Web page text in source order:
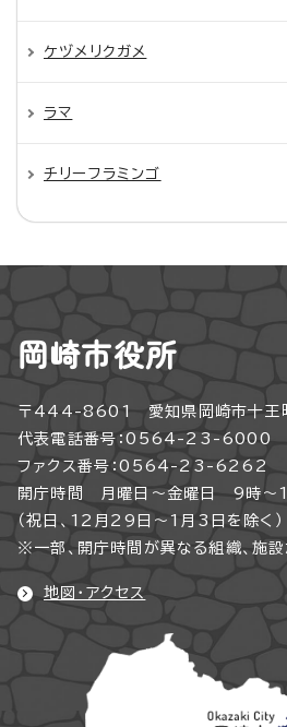
ケヅメリクガメ
ラマ
チリーフラミンゴ
岡崎市役所
〒444-8601 愛知県岡崎市十王
代表電話番号：0564-23-6000
ファクス番号：0564-23-6262
開庁時間 月曜日～金曜日 9時～
（祝日、12月29日～1月3日を除く）
※一部、開庁時間が異なる組織、施設
地図・アクセス